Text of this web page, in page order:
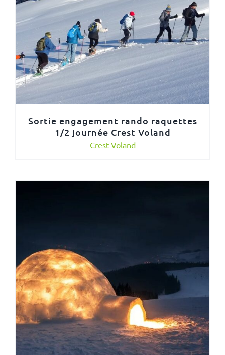
Sortie engagement rando raquettes
1/2 journée Crest Voland
Crest Voland